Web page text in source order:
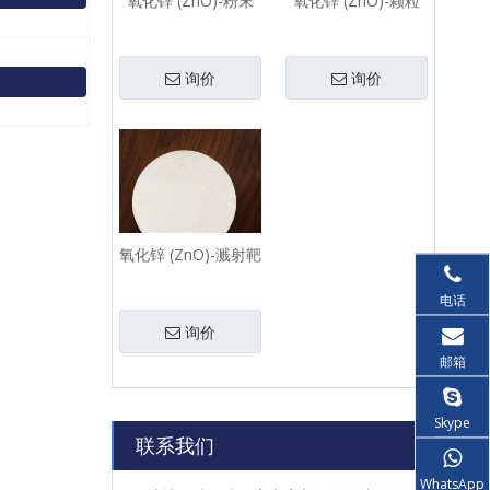
询价 询价
氧化锌 (ZnO)-溅射靶
询价
联系我们
电话
邮箱
Skype
WhatsApp